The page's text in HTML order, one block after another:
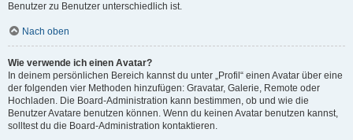
Benutzer zu Benutzer unterschiedlich ist.
Nach oben
Wie verwende ich einen Avatar?
In deinem persönlichen Bereich kannst du unter „Profil“ einen Avatar über eine
der folgenden vier Methoden hinzufügen: Gravatar, Galerie, Remote oder
Hochladen. Die Board-Administration kann bestimmen, ob und wie die
Benutzer Avatare benutzen können. Wenn du keinen Avatar benutzen kannst,
solltest du die Board-Administration kontaktieren.